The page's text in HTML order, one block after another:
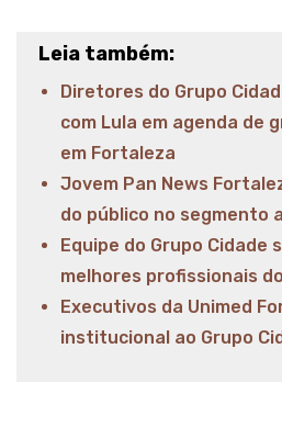
Leia também:
Diretores do Grupo
com Lula em agenda de
em Fortaleza
Jovem Pan News
do público no segmento
Equipe do Grupo
melhores profissionais
Executivos da Unimed
institucional ao Grupo